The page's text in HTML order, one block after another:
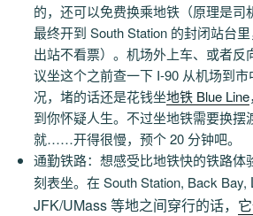
的，还可以免费换乘地铁（原理是司
最终开到 South Station 的封闭站台
出站不看票）。机场外上车、或者反
议坐这个之前查一下 I-90 从机场到
况，堵的话还是花钱坐地铁 Blue Line
到你怀疑人生。不过坐地铁需要换摆
就……开得很慢，预个 20 分钟吧。
通勤铁路：想感受比地铁快的铁路体
刻表坐。在 South Station, Back Bay,
JFK/UMass 等地之间穿行的话，